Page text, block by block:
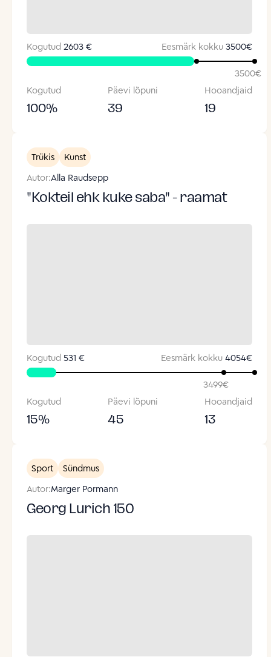
Kogutud 2603 € Eesmärk kokku 3500€
3500€
Kogutud
100%
Päevi lõpuni
39
Hooandjaid
19
Trükis
Kunst
Autor:Alla Raudsepp
"Kokteil ehk kuke saba" - raamat
Kogutud 531 € Eesmärk kokku 4054€
3499€
Kogutud
15%
Päevi lõpuni
45
Hooandjaid
13
Sport
Sündmus
Autor:Marger Pormann
Georg Lurich 150